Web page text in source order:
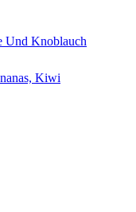
Und Knoblauch
Kiwi